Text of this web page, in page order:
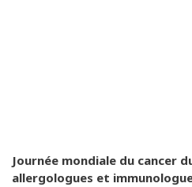
Journée mondiale du cancer
allergologues et